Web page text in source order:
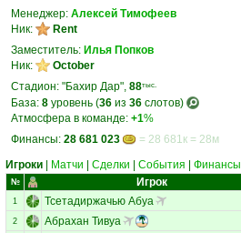
Менеджер: Алексей Тимофеев
Ник:
Rent
Заместитель: Илья Попков
Ник:
October
Стадион: "Бахир Дар", 88тыс.
База: 8 уровень (36 из 36 слотов)
Атмосфера в команде: +1%
Финансы: 28 681 023
= 28 681к = 28м
Игроки
Матчи Сделки События Финансы
№ Игрок
1 Тсетадиржачью Абуа
2 Абрахан Тивуа